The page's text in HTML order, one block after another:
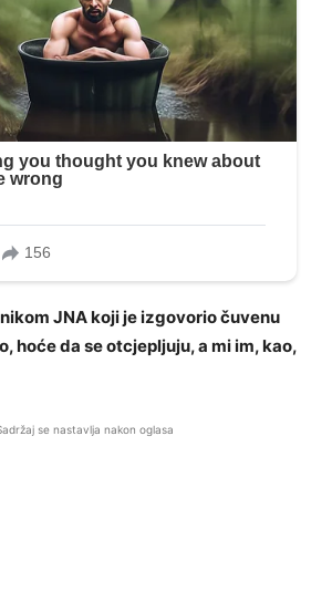
JNA koji je izgovorio čuvenu
hoće da se otcjepljuju, a mi im, kao,
se nastavlja nakon oglasa